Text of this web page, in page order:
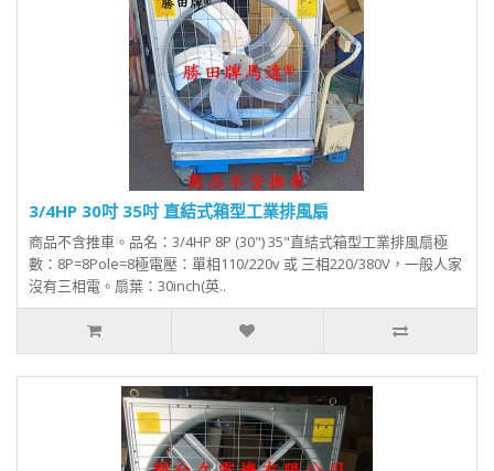
3/4HP 30吋 35吋 直結式箱型工業排風扇
商品不含推車。品名：3/4HP 8P (30") 35"直結式箱型工業排風扇極
數：8P=8Pole=8極電壓：單相110/220v 或 三相220/380V，一般人家
沒有三相電。扇葉：30inch(英..